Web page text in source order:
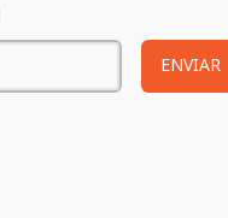
ENVIAR